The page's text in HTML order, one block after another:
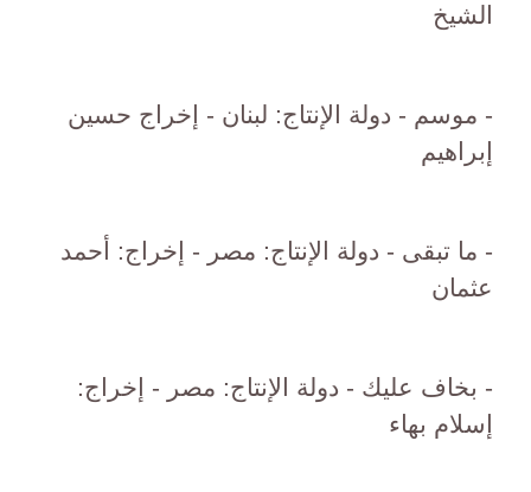
الشيخ
- موسم - دولة الإنتاج: لبنان - إخراج حسين
إبراهيم
- ما تبقى - دولة الإنتاج: مصر - إخراج: أحمد
عثمان
- بخاف عليك - دولة الإنتاج: مصر - إخراج:
إسلام بهاء